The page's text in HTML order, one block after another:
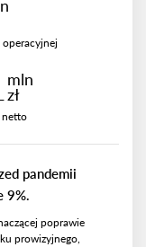
operacyjnej
mln
zł
pandemii
9%.
poprawie
prowizyjnego,